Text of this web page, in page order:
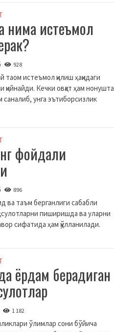
нима истеъмол
928
таом истеъмол қилиш ҳақидаги
Кечки овқат ҳам нонушта
унга эътиборсизлик
фойдали
896
ва таъм берганлиги сабабли
пиширишда ва уларни
сифатида ҳам қўлланилади.
ёрдам берадиган
1 182
ўлимлар сони бўйича